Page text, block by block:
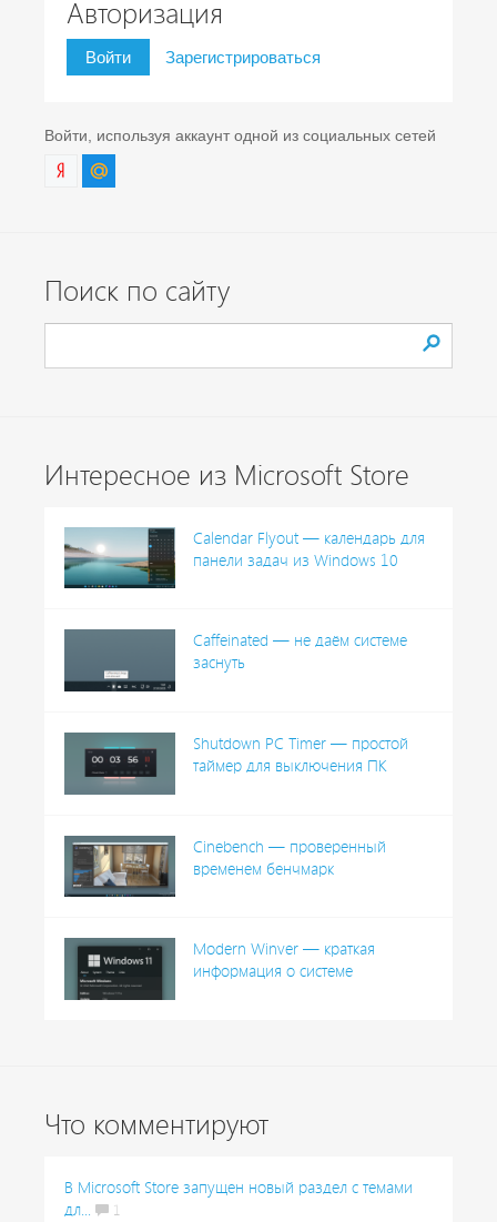
Авторизация
Войти Зарегистрироваться
Войти, используя аккаунт одной из социальных сетей
Поиск по сайту
Интересное из Microsoft Store
Calendar Flyout — календарь для
панели задач из Windows 10
Caffeinated — не даём системе
заснуть
Shutdown PC Timer — простой
таймер для выключения ПК
Cinebench — проверенный
временем бенчмарк
Modern Winver — краткая
информация о системе
Что комментируют
В Microsoft Store запущен новый раздел с темами
дл...
1